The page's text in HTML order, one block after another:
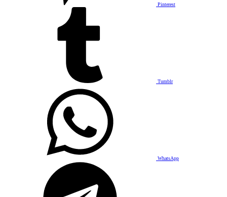
Pinterest
Tumblr
WhatsApp